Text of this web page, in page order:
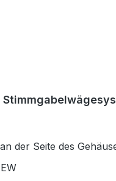
der Seite des